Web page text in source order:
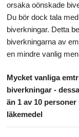
orsaka oönskade
Du bör dock tala
biverkningar. Detta
biverkningarna av
en mindre vanlig
Mycket vanliga
biverkningar -
än 1 av 10
läkemedel